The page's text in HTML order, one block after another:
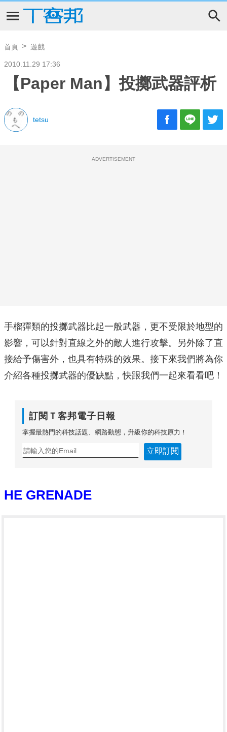
首頁 遊戲
2010.11.29 17:36
【Paper Man】投擲武器評析
tetsu
ADVERTISEMENT
手榴彈類的投擲武器比起一般武器，更不受限於地型的
影響，可以針對直線之外的敵人進行攻擊。另外除了直
接給予傷害外，也具有特殊的效果。接下來我們將為你
介紹各種投擲武器的優缺點，快跟我們一起來看看吧！
訂閱Ｔ客邦電子日報
掌握最熱門的科技話題、網路動態，升級你的科技原力！
立即訂閱
HE GRENADE